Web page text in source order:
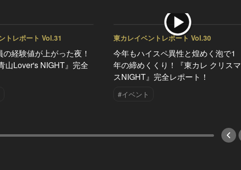
トレポート Vol.31
経験値が上がった夜！
山Lover's NIGHT』完全
東カレイベントレポート Vol.30
今年もハイスペ異性と煌めく泡で1
年の締めくくり！『東カレ クリスマ
スNIGHT』完全レポート！
#イベント